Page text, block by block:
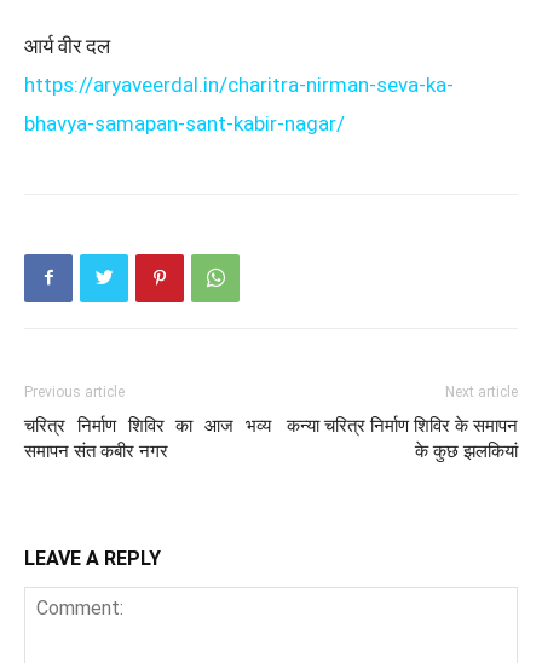
आर्य वीर दल
https://aryaveerdal.in/charitra-nirman-seva-ka-
bhavya-samapan-sant-kabir-nagar/
Previous article
चरित्र निर्माण शिविर का आज भव्य
समापन संत कबीर नगर
Next article
कन्या चरित्र निर्माण शिविर के समापन
के कुछ झलकियां
LEAVE A REPLY